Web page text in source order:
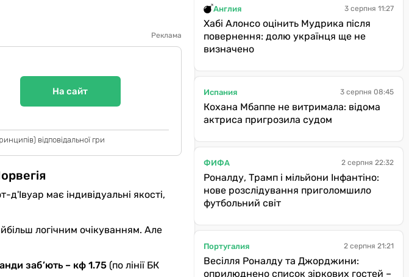
Реклама
На сайт
відповідальної гри
має індивідуальні якості,
логічним очікуванням. Але
заб’ють – кф 1.75 (по лінії БК
Англия 3 серпня 11:27
Хабі Алонсо оцінить Мудрика після
повернення: долю українця ще не
визначено
Испания 3 серпня 08:45
Кохана Мбаппе не витримала: відома
актриса пригрозила судом
ФИФА 2 серпня 22:32
Роналду, Трамп і мільйони Інфантіно:
нове розслідування приголомшило
футбольний світ
Португалия 2 серпня 21:21
Весілля Роналду та Джорджини:
оприлюднено список зіркових гостей –